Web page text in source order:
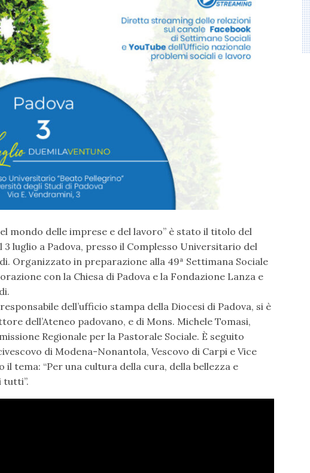
mondo delle imprese e del lavoro” è stato il titolo del
luglio a Padova, presso il Complesso Universitario del
Organizzato in preparazione alla 49ª Settimana Sociale
con la Chiesa di Padova e la Fondazione Lanza e
dell’ufficio stampa della Diocesi di Padova, si è
dell’Ateneo padovano, e di Mons. Michele Tomasi,
Regionale per la Pastorale Sociale. È seguito
di Modena-Nonantola, Vescovo di Carpi e Vice
tema: “Per una cultura della cura, della bellezza e
tutti”.